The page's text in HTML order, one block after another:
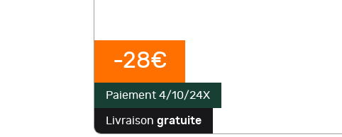
-28€
Paiement 4/10/24X
Livraison gratuite